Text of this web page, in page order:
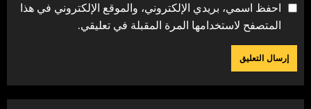
احفظ اسمي، بريدي الإلكتروني، والموقع الإلكتروني في هذا
المتصفح لاستخدامها المرة المقبلة في تعليقي.